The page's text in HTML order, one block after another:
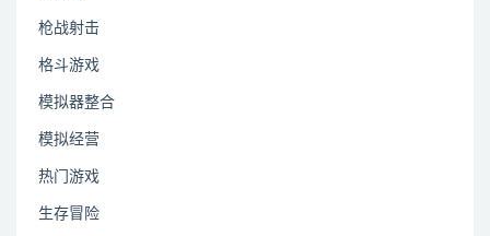
枪战射击
格斗游戏
模拟器整合
模拟经营
热门游戏
生存冒险